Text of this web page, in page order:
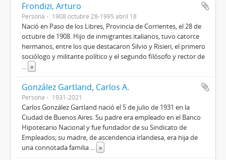
Frondizi, Arturo
Persona 1908 octubre 28-1995 abril 18
Nació en Paso de los Libres, Provincia de Corrientes, el 28 de
octubre de 1908. Hijo de inmigrantes italianos, tuvo catorce
hermanos, entre los que destacaron Silvio y Risieri, el primero
sociólogo y militante político y el segundo filósofo y rector de
... »
González Gartland, Carlos A.
Persona 1931-2021
Carlos González Gartland nació el 5 de julio de 1931 en la
Ciudad de Buenos Aires. Su padre era empleado en el Banco
Hipotecario Nacional y fue fundador de su Sindicato de
Empleados; su madre, de ascendencia irlandesa, era hija de
una connotada familia ... »